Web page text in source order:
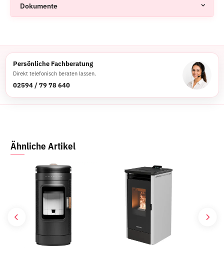
Dokumente
Persönliche Fachberatung
Direkt telefonisch beraten lassen.
02594 / 79 78 640
Ähnliche Artikel